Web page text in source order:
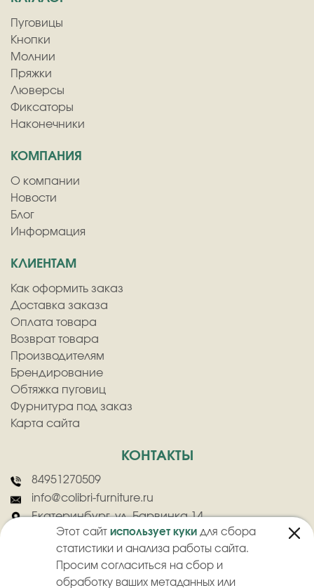
Этот сайт использует куки для сбора
статистики и анализа работы сайта.
Просим согласиться на сбор и
обработку ваших метаданных или
Пуговицы
Кнопки
Молнии
Пряжки
Люверсы
Фиксаторы
Наконечники
КОМПАНИЯ
О компании
Новости
Блог
Информация
КЛИЕНТАМ
Как оформить заказ
Доставка заказа
Оплата товара
Возврат товара
Производителям
Брендирование
Обтяжка пуговиц
Фурнитура под заказ
Карта сайта
КОНТАКТЫ
84951270509
info@colibri-furniture.ru
Екатеринбург, ул. Барвинка 14